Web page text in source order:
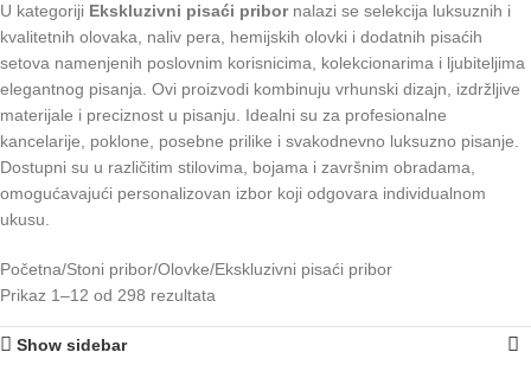
U kategoriji Ekskluzivni pisaći pribornalazi se selekcija luksuznih i
kvalitetnih olovaka, naliv pera, hemijskih olovki i dodatnih pisaćih
setova namenjenih poslovnim korisnicima, kolekcionarima i ljubiteljima
elegantnog pisanja. Ovi proizvodi kombinuju vrhunski dizajn, izdržljive
materijale i preciznost u pisanju. Idealni su za profesionalne
kancelarije, poklone, posebne prilike i svakodnevno luksuzno pisanje.
Dostupni su u različitim stilovima, bojama i završnim obradama,
omogućavajući personalizovan izbor koji odgovara individualnom
ukusu.
Početna Stoni pribor Olovke Ekskluzivni pisaći pribor
Prikaz 1–12 od 298 rezultata
Show sidebar